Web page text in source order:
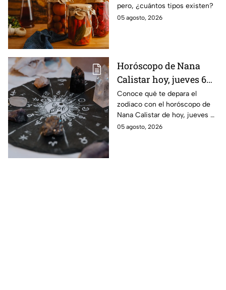
pero, ¿cuántos tipos existen?
05 agosto, 2026
Horóscopo de Nana
Calistar hoy, jueves 6
de agosto: a estos
signos se les abren las
puertas del dinero
Conoce qué te depara el
zodiaco con el horóscopo de
Nana Calistar de hoy, jueves 6
de agosto. ¿Será dinero o
05 agosto, 2026